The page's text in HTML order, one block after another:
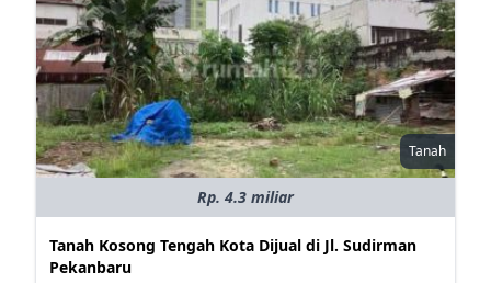
Tanah
Rp. 4.3 miliar
Tanah Kosong Tengah Kota Dijual di Jl. Sudirman
Pekanbaru